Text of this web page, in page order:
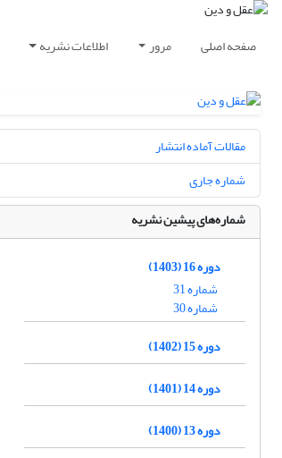
صفحه اصلی مرور اطلاعات نشریه
مقالات آماده انتشار
شماره جاری
شماره‌های پیشین نشریه
دوره 16 (1403)
شماره 31
شماره 30
دوره 15 (1402)
دوره 14 (1401)
دوره 13 (1400)